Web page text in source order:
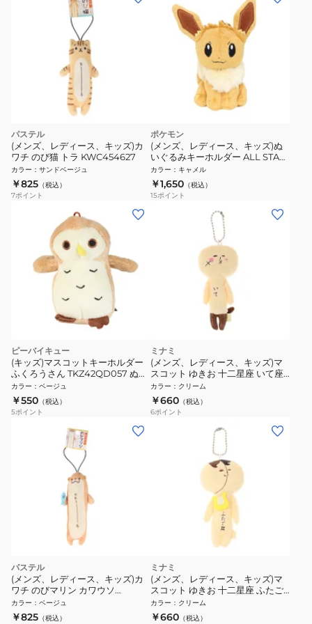
パステル
(メンズ、レディース、キッズ)カ
ワチ のび猫 トラ KWC454627
カラー ： サンドベージュ
￥825 （税込）
7ポイント
ポケモン
(メンズ、レディース、キッズ)ぬ
いぐるみキーホルダー ALL STAR
COLLECTION マスコット イーブ
イ PM43 ポケモン ぬいぐるみ
カラー ： キャメル
￥1,650 （税込）
15ポイント
ピーバイキュー
(キッズ)マスコットキーホルダー
ふくろうさん TKZ42QD057 ぬい
ぐるみ 動物 アニマル プレゼント
ギフト
カラー ： ベージュ
￥550 （税込）
5ポイント
ミナミ
(メンズ、レディース、キッズ)マ
スコット ゆきお 十二星座 いて座
AMS002 イテ
カラー ： クリーム
￥660 （税込）
6ポイント
パステル
(メンズ、レディース、キッズ)カ
ワチ のびマリン カワウソ
KWC409177
カラー ： ベージュ
￥825 （税込）
ミナミ
(メンズ、レディース、キッズ)マ
スコット ゆきお 十二星座 ふたご
座 AMS002 フタゴ
カラー ： クリーム
￥660 （税込）